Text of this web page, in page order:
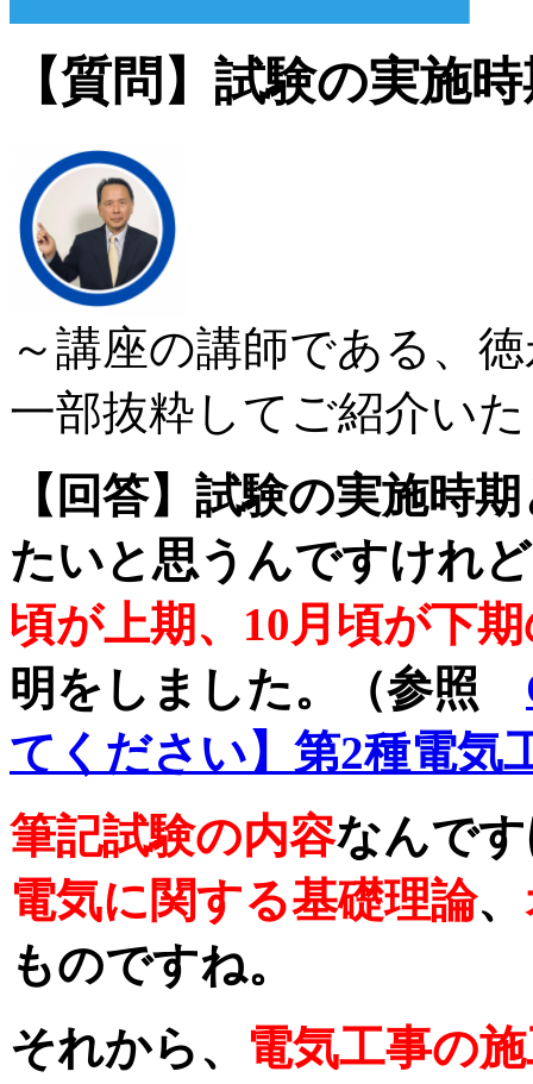
【質問】試験の実施
～講座の講師である、
一部抜粋してご紹介い
【回答】試験の実施時
たいと思うんですけれ
頃が上期、10月頃が下
明をしました。（参照
てください】第2種電気
筆記試験の内容なんで
電気に関する基礎理論、
ものですね。
それから、 電気工事の